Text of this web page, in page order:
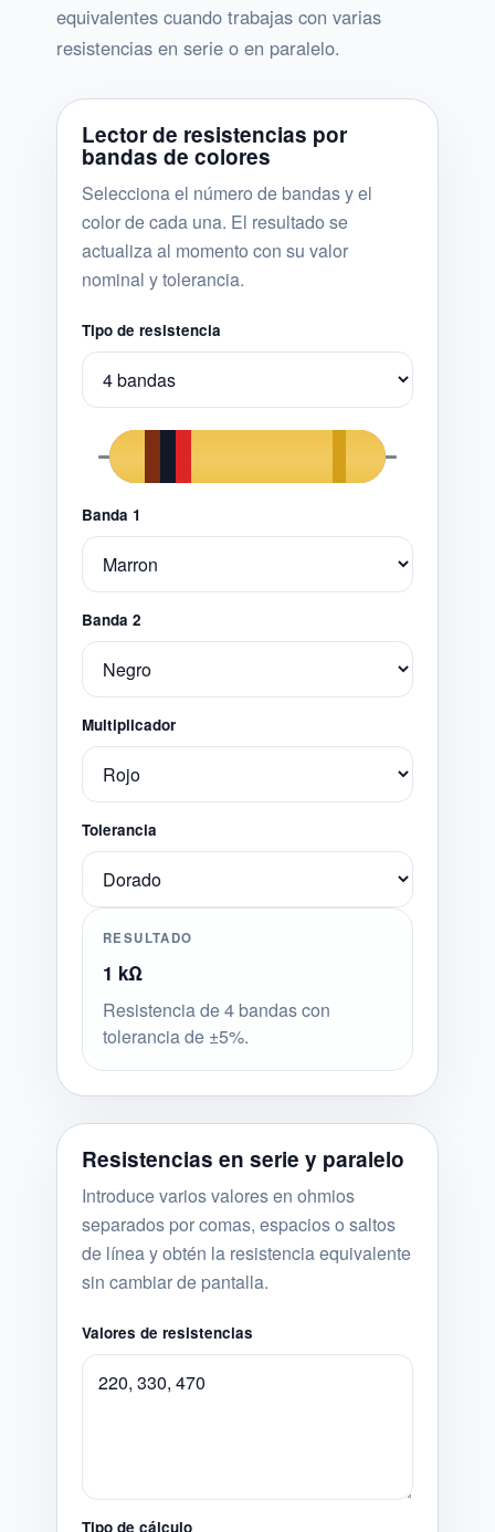
equivalentes cuando trabajas con varias
resistencias en serie o en paralelo.
Lector de resistencias por
bandas de colores
Selecciona el número de bandas y el
color de cada una. El resultado se
actualiza al momento con su valor
nominal y tolerancia.
Tipo de resistencia
Banda 1
Banda 2
Multiplicador
Tolerancia
RESULTADO
1 kΩ
Resistencia de 4 bandas con
tolerancia de ±5%.
Resistencias en serie y paralelo
Introduce varios valores en ohmios
separados por comas, espacios o saltos
de línea y obtén la resistencia equivalente
sin cambiar de pantalla.
Valores de resistencias
Tipo de cálculo